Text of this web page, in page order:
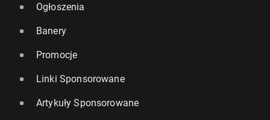
Ogłoszenia
Banery
Promocje
Linki Sponsorowane
Artykuły Sponsorowane